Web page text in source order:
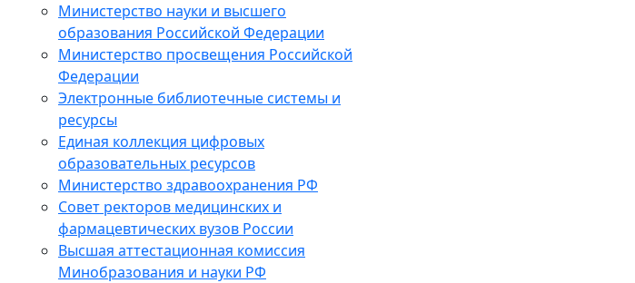
Министерство науки и высшего
образования Российской Федерации
Министерство просвещения Российской
Федерации
Электронные библиотечные системы и
ресурсы
Единая коллекция цифровых
образовательных ресурсов
Министерство здравоохранения РФ
Совет ректоров медицинских и
фармацевтических вузов России
Высшая аттестационная комиссия
Минобразования и науки РФ